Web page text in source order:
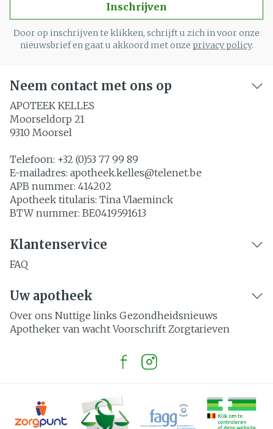
Inschrijven
Door op inschrijven te klikken, schrijft u zich in voor onze
nieuwsbrief en gaat u akkoord met onze privacy policy.
Neem contact met ons op
APOTEEK KELLES
Moorseldorp 21
9310 Moorsel
Telefoon: +32 (0)53 77 99 89
E-mailadres: apotheek.kelles@telenet.be
APB nummer: 414202
Apotheek titularis: Tina Vlaeminck
BTW nummer: BE0419591613
Klantenservice
FAQ
Uw apotheek
Over ons Nuttige links Gezondheidsnieuws
Apotheker van wacht Voorschrift Zorgtarieven